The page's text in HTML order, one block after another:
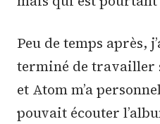
Peu de temps après,
terminé de travailler
et Atom m’a
pouvait écouter